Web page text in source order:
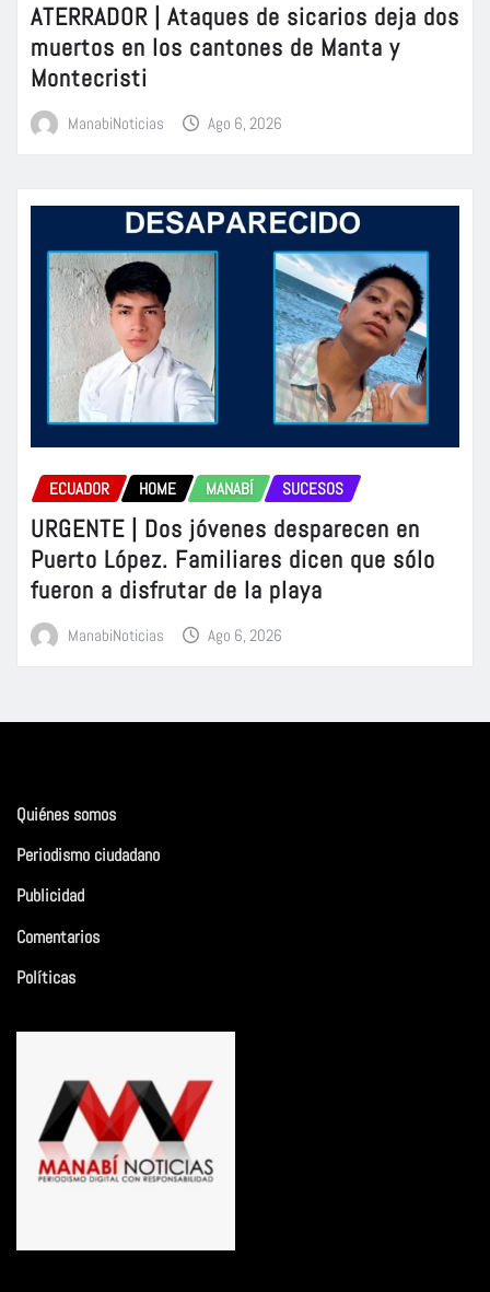
ATERRADOR | Ataques de sicarios deja dos
muertos en los cantones de Manta y
Montecristi
ManabiNoticias Ago 6, 2026
ECUADOR HOME MANABÍ SUCESOS
URGENTE | Dos jóvenes desparecen en
Puerto López. Familiares dicen que sólo
fueron a disfrutar de la playa
ManabiNoticias Ago 6, 2026
Quiénes somos
Periodismo ciudadano
Publicidad
Comentarios
Políticas